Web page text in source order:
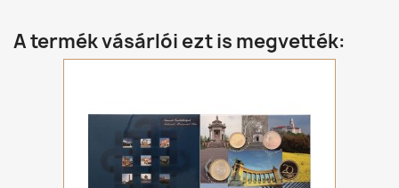
A termék vásárlói ezt is megvették: